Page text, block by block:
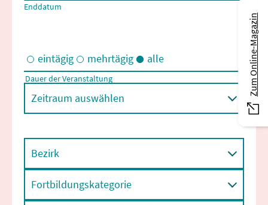
Enddatum
Eintägige und/oder mehrtägige Veranstaltungen
eintägig mehrtägig alle
Dauer der Veranstaltung
Zeitraum auswählen
Bezirk
Fortbildungskategorie
Zum Online-Magazin